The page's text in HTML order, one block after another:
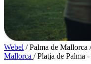
Webel / Palma de Mallorca /
Mallorca / Platja de Palma